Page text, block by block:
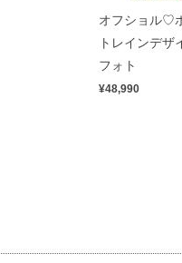
オフショル♡
トレインデ
フォト
¥48,990